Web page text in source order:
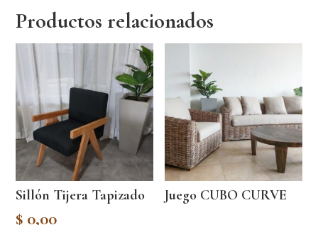
Productos relacionados
Sillón Tijera Tapizado
$ 0,00
Juego CUBO CURVE